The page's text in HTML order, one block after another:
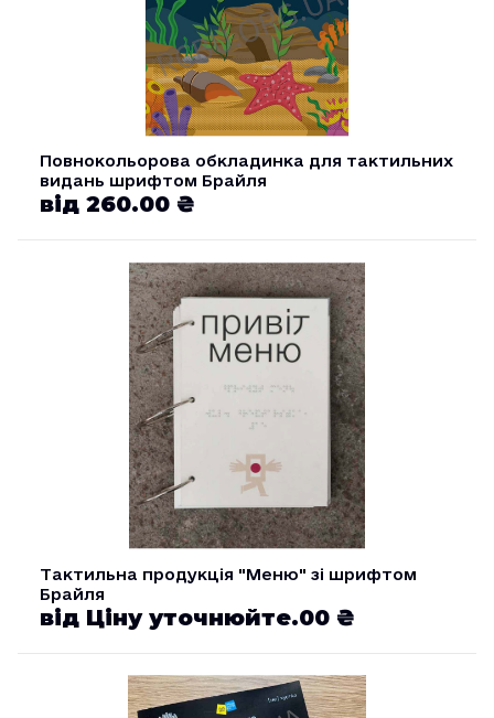
Повнокольорова обкладинка для тактильних
видань шрифтом Брайля
від 260.00 ₴
Тактильна продукція "Меню" зі шрифтом
Брайля
від Ціну уточнюйте.00 ₴